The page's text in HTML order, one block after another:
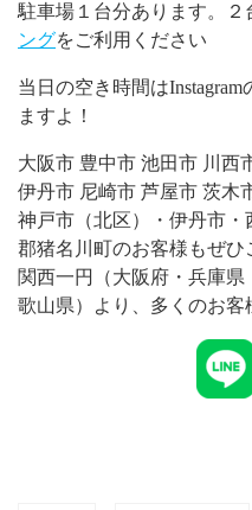
駐車場１台分あります。２
ングをご利用ください
当日の空き時間は
ますよ！
大阪市 豊中市 池田市 川西
伊丹市 尼崎市 芦屋市 茨木
神戸市（北区）・伊丹市・
郡猪名川町のお客様もぜひ
関西一円（大阪府・兵庫
歌山県）より、多くのお